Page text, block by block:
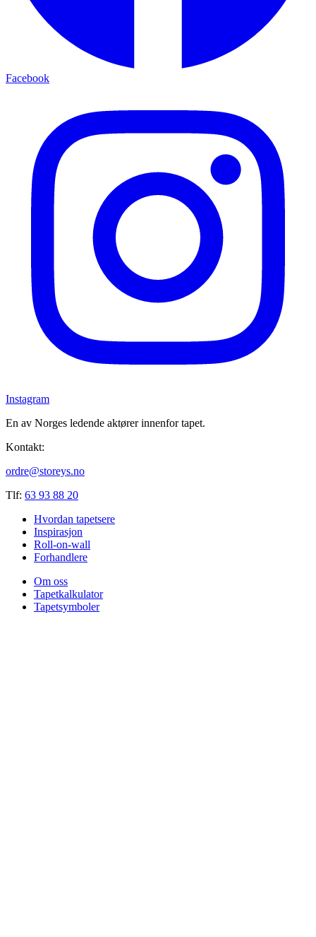
Facebook
Instagram
En av Norges ledende aktører innenfor tapet.
Kontakt:
ordre@storeys.no
Tlf: 63 93 88 20
Hvordan tapetsere
Inspirasjon
Roll-on-wall
Forhandlere
Om oss
Tapetkalkulator
Tapetsymboler